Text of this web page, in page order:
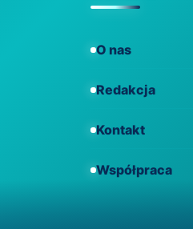
O nas
Redakcja
Kontakt
Współpraca